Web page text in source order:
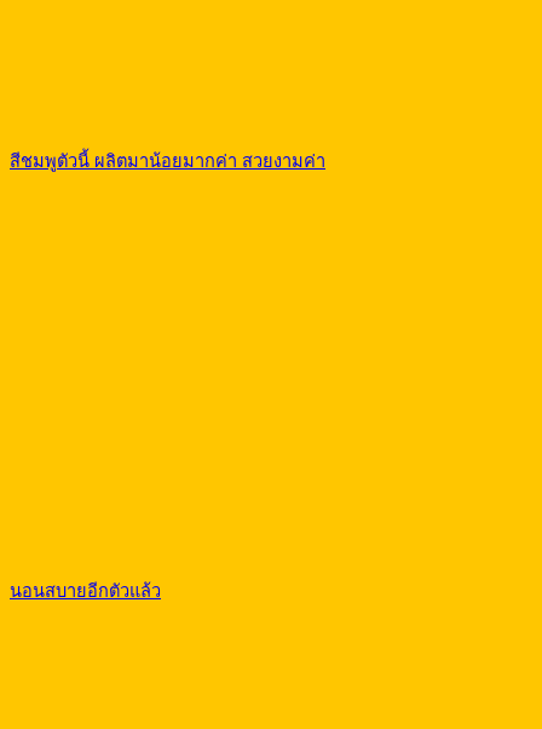
สีชมพูตัวนี้ ผลิตมาน้อยมากค่า สวยงามค่า
นอนสบายอีกตัวแล้ว